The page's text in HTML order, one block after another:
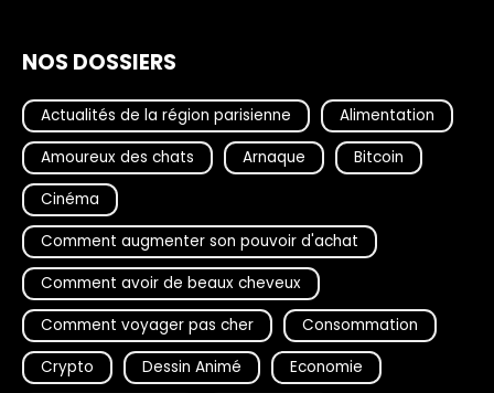
NOS DOSSIERS
Actualités de la région parisienne
Alimentation
Amoureux des chats
Arnaque
Bitcoin
Cinéma
Comment augmenter son pouvoir d'achat
Comment avoir de beaux cheveux
Comment voyager pas cher
Consommation
Crypto
Dessin Animé
Economie